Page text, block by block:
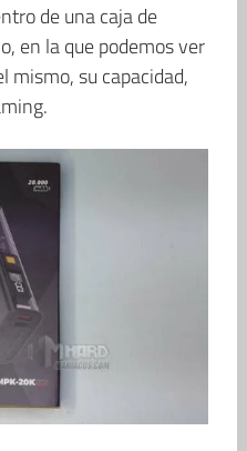
de una caja de
en la que podemos ver
mismo, su capacidad,